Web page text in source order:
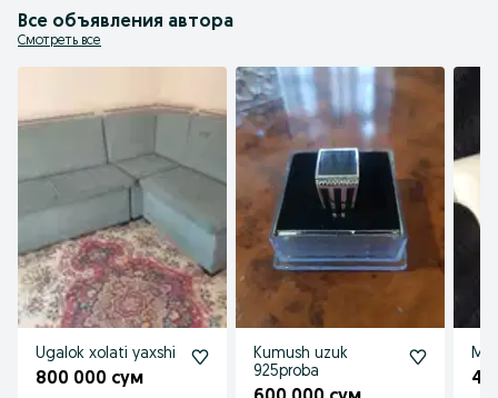
Все объявления автора
Смотреть все
Ugalok xolati yaxshi
800 000 сум
Kumush uzuk
925proba